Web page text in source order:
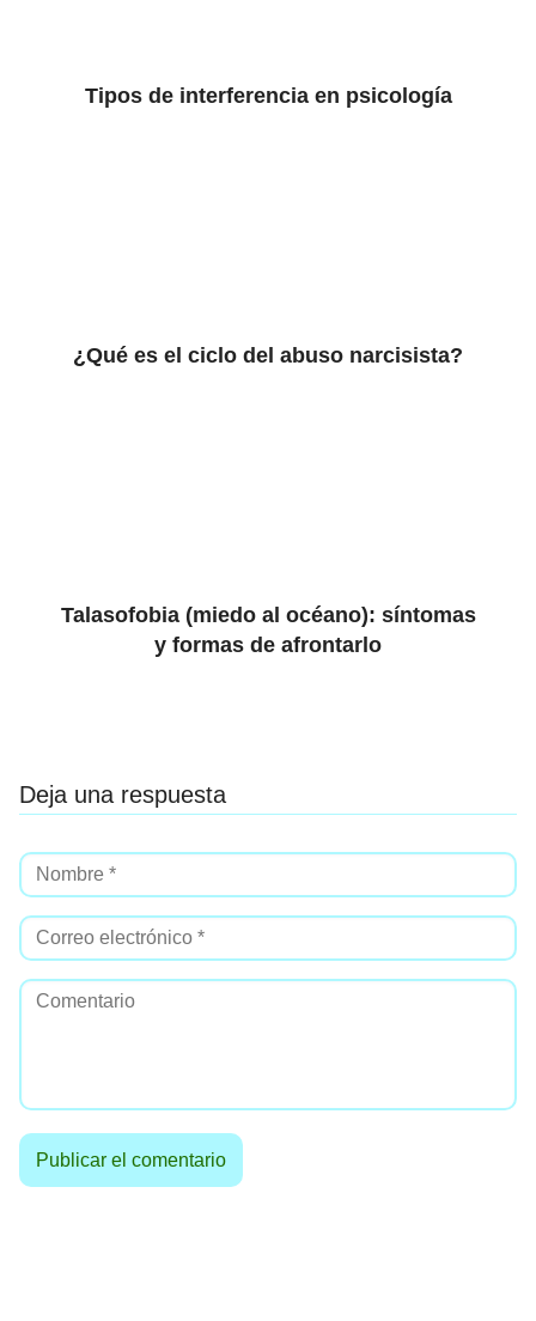
Tipos de interferencia en psicología
¿Qué es el ciclo del abuso narcisista?
Talasofobia (miedo al océano): síntomas
y formas de afrontarlo
Deja una respuesta